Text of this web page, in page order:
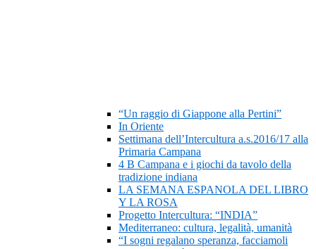
“Un raggio di Giappone alla Pertini”
In Oriente
Settimana dell’Intercultura a.s.2016/17 alla
Primaria Campana
4 B Campana e i giochi da tavolo della
tradizione indiana
LA SEMANA ESPANOLA DEL LIBRO
Y LA ROSA
Progetto Intercultura: “INDIA”
Mediterraneo: cultura, legalità, umanità
“I sogni regalano speranza, facciamoli